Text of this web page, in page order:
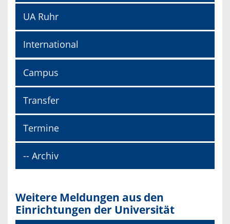
UA Ruhr
International
Campus
Transfer
Termine
-- Archiv
Weitere Meldungen aus den
Einrichtungen der Universität